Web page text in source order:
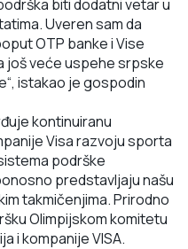
biti dodatni vetar u
Uveren sam da
OTP banke i Vise
još veće uspehe srpske
, istakao je gospodin
kontinuiranu
Visa razvoju sporta
podrške
predstavljaju našu
takmičenjima. Prirodno
Olimpijskom komitetu
i kompanije VISA.